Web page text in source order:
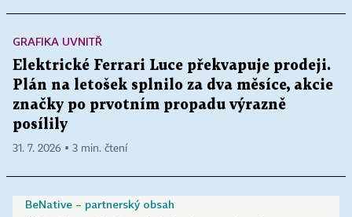
GRAFIKA UVNITŘ
Elektrické Ferrari Luce překvapuje prodeji.
Plán na letošek splnilo za dva měsíce, akcie
značky po prvotním propadu výrazně
posílily
31. 7. 2026 ▪ 3 min. čtení
BeNative – partnerský obsah